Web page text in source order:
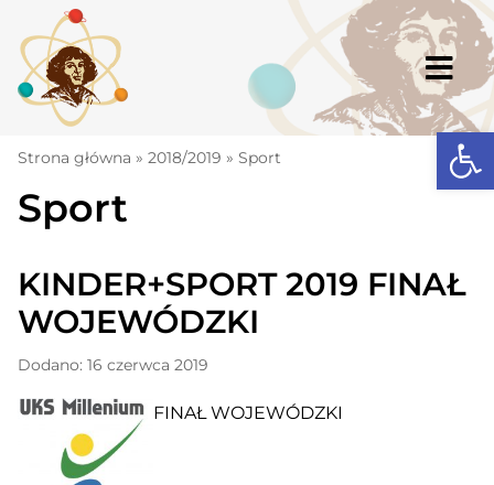
content
Strona główna
Aktualności
Szkoła
Dokumenty
Warto wiedzieć
UKS „Millenium”
Strona główna » 2018/2019 » Sport
Sport
KINDER+SPORT 2019 FINAŁ
WOJEWÓDZKI
Dodano: 16 czerwca 2019
FINAŁ WOJEWÓDZKI